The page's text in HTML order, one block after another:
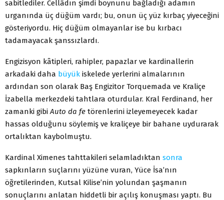
sabitlediler. Cellâdın şimdi boynunu bağladığı adamın
urganında üç düğüm vardı; bu, onun üç yüz kırbaç yiyeceğini
gösteriyordu. Hiç düğüm olmayanlar ise bu kırbacı
tadamayacak şanssızlardı.
Engizisyon kâtipleri, rahipler, papazlar ve kardinallerin
arkadaki daha büyük iskelede yerlerini almalarının
ardından son olarak Baş Engizitor Torquemada ve Kraliçe
İzabella merkezdeki tahtlara oturdular. Kral Ferdinand, her
zamanki gibi Auto da fe törenlerini izleyemeyecek kadar
hassas olduğunu söylemiş ve kraliçeye bir bahane uydurarak
ortalıktan kaybolmuştu.
Kardinal Ximenes tahttakileri selamladıktan sonra
sapkınların suçlarını yüzüne vuran, Yüce İsa’nın
öğretilerinden, Kutsal Kilise’nin yolundan şaşmanın
sonuçlarını anlatan hiddetli bir açılış konuşması yaptı. Bu